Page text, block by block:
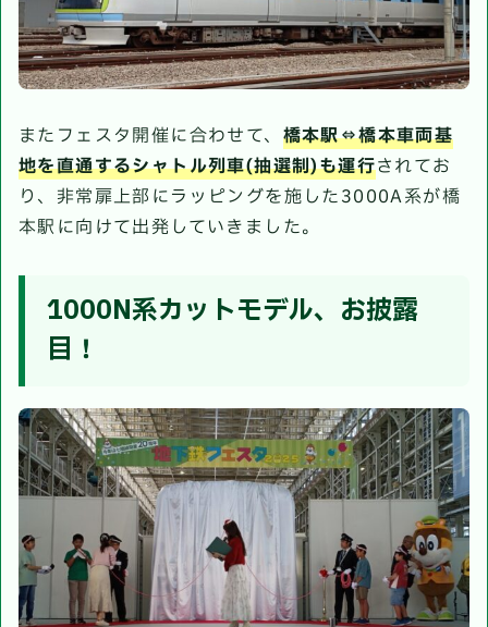
またフェスタ開催に合わせて、 橋本駅⇔橋本車両基
地を直通するシャトル列車(抽選制)も運行されてお
り、非常扉上部にラッピングを施した3000A系が橋
本駅に向けて出発していきました。
1000N系カットモデル、お披露
目！